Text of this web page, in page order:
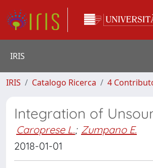
IRIS
IRIS Catalogo Ricerca 4
Integration of
Caroprese L.; Zumpano E.
2018-01-01